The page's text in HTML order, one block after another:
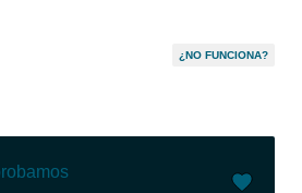
¿NO FUNCIONA?